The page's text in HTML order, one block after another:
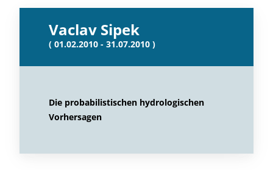
Vaclav Sipek
( 01.02.2010 - 31.07.2010 )
Die probabilistischen hydrologischen
Vorhersagen